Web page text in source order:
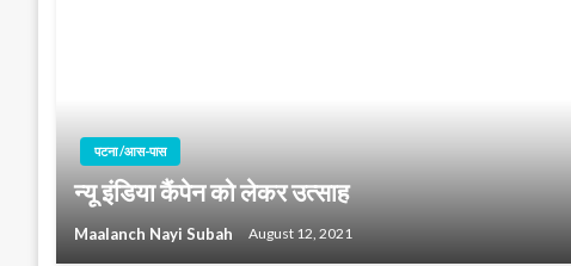
पटना /आस-पास
न्यू इंडिया कैंपेन को लेकर उत्साह
Maalanch Nayi Subah August 12, 2021